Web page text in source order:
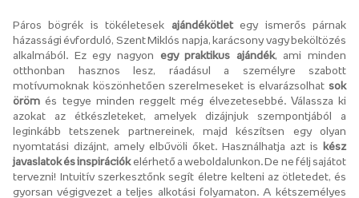
Páros bögrék is tökéletesek ajándékötletegy ismerős párnak
házassági évforduló, Szent Miklós napja, karácsony vagy beköltözés
alkalmából. Ez egy nagyon
egy praktikus ajándék, ami minden
otthonban hasznos lesz, ráadásul a személyre szabott
motívumoknak köszönhetően szerelmeseket is elvarázsolhat sok
öröm és tegye minden reggelt még élvezetesebbé. Válassza ki
azokat az étkészleteket, amelyek dizájnjuk szempontjából a
leginkább tetszenek partnereinek, majd készítsen egy olyan
nyomtatási dizájnt, amely elbűvöli őket. Használhatja azt is
kész
javaslatok és inspirációkelérhető a weboldalunkon. De ne félj sajátot
tervezni! Intuitív szerkesztőnk segít életre kelteni az ötletedet, és
gyorsan végigvezet a teljes alkotási folyamaton. A kétszemélyes